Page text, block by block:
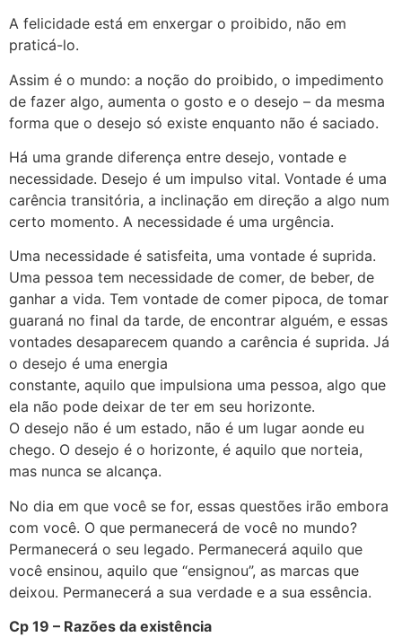
A felicidade está em enxergar o proibido, não em
praticá-lo.
Assim é o mundo: a noção do proibido, o impedimento
de fazer algo, aumenta o gosto e o desejo – da mesma
forma que o desejo só existe enquanto não é saciado.
Há uma grande diferença entre desejo, vontade e
necessidade. Desejo é um impulso vital. Vontade é uma
carência transitória, a inclinação em direção a algo num
certo momento. A necessidade é uma urgência.
Uma necessidade é satisfeita, uma vontade é suprida.
Uma pessoa tem necessidade de comer, de beber, de
ganhar a vida. Tem vontade de comer pipoca, de tomar
guaraná no final da tarde, de encontrar alguém, e essas
vontades desaparecem quando a carência é suprida. Já
o desejo é uma energia
constante, aquilo que impulsiona uma pessoa, algo que
ela não pode deixar de ter em seu horizonte.
O desejo não é um estado, não é um lugar aonde eu
chego. O desejo é o horizonte, é aquilo que norteia,
mas nunca se alcança.
No dia em que você se for, essas questões irão embora
com você. O que permanecerá de você no mundo?
Permanecerá o seu legado. Permanecerá aquilo que
você ensinou, aquilo que “ensignou”, as marcas que
deixou. Permanecerá a sua verdade e a sua essência.
Cp 19 – Razões da existência